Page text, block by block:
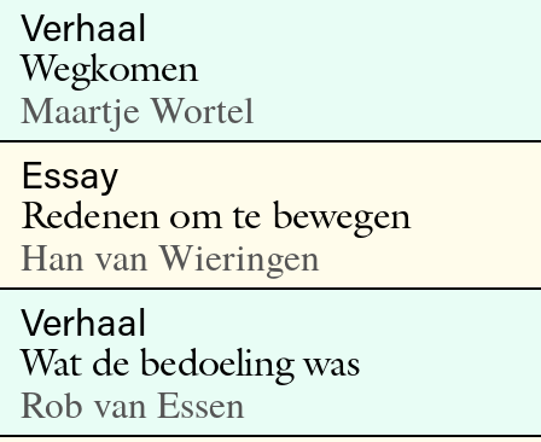
Verhaal
Wegkomen
Maartje Wortel
Essay
Redenen om te bewegen
Han van Wieringen
Verhaal
Wat de bedoeling was
Rob van Essen